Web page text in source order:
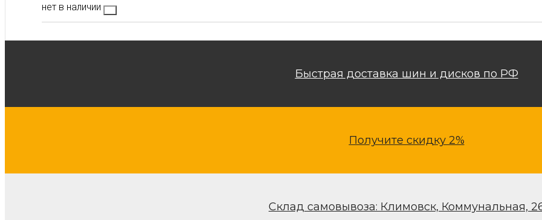
нет в наличии
Быстрая доставка шин и дисков по РФ
Получите скидку 2%
Склад самовывоза: Климовск, Коммунальная,